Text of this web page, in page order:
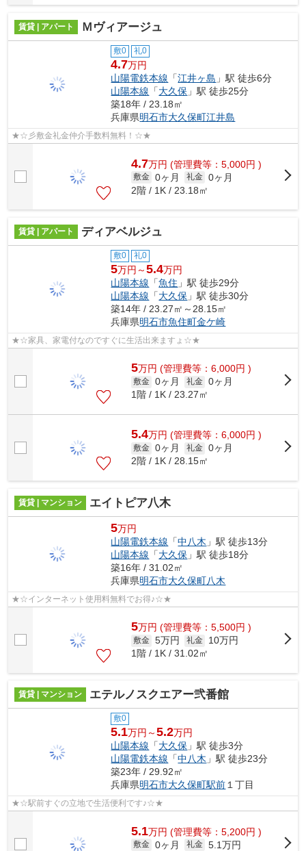
賃貸 | アパート Ｍヴィアージュ
敷0 礼0
4.7万円
山陽電鉄本線 「江井ヶ島 」駅 徒歩6分
山陽本線 「大久保 」駅 徒歩25分
築18年 / 23.18㎡
兵庫県明石市大久保町江井島
★☆彡敷金礼金仲介手数料無料！☆★
4.7万円 (管理費等：5,000円 )
敷金 0ヶ月 礼金 0ヶ月
2階 / 1K / 23.18㎡
賃貸 | アパート ディアベルジュ
敷0 礼0
5万円～5.4万円
山陽本線 「魚住 」駅 徒歩29分
山陽本線 「大久保 」駅 徒歩30分
築14年 / 23.27㎡～28.15㎡
兵庫県明石市魚住町金ケ崎
★☆家具、家電付なのですぐに生活出来ますょ☆★
5万円 (管理費等：6,000円 )
敷金 0ヶ月 礼金 0ヶ月
1階 / 1K / 23.27㎡
5.4万円 (管理費等：6,000円 )
敷金 0ヶ月 礼金 0ヶ月
2階 / 1K / 28.15㎡
賃貸 | マンション エイトピア八木
5万円
山陽電鉄本線 「中八木 」駅 徒歩13分
山陽本線 「大久保 」駅 徒歩18分
築16年 / 31.02㎡
兵庫県明石市大久保町八木
★☆インターネット使用料無料でお得♪☆★
5万円 (管理費等：5,500円 )
敷金 5万円 礼金
10万円
1階 / 1K / 31.02㎡
賃貸 | マンション エテルノスクエアー弐番館
敷0
5.1万円～5.2万円
山陽本線 「大久保 」駅 徒歩3分
山陽電鉄本線 「中八木 」駅 徒歩23分
築23年 / 29.92㎡
兵庫県明石市大久保町駅前１丁目
★☆駅前すぐの立地で生活便利です♪☆★
5.1万円 (管理費等：5,200円 )
敷金 0ヶ月 礼金 5.1万円